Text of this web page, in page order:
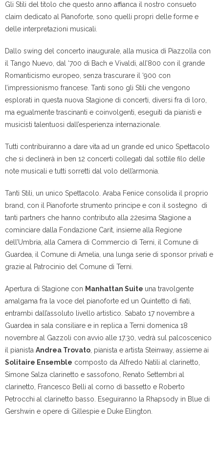
Gli Stili del titolo che questo anno affianca il nostro consueto
claim dedicato al Pianoforte, sono quelli propri delle forme e
delle interpretazioni musicali.
Dallo swing del concerto inaugurale, alla musica di Piazzolla con
il Tango Nuevo, dal ‘700 di Bach e Vivaldi, all’800 con il grande
Romanticismo europeo, senza trascurare il ‘900 con
l’impressionismo francese. Tanti sono gli Stili che vengono
esplorati in questa nuova Stagione di concerti, diversi fra di loro,
ma egualmente trascinanti e coinvolgenti, eseguiti da pianisti e
musicisti talentuosi dall’esperienza internazionale.
Tutti contribuiranno a dare vita ad un grande ed unico Spettacolo
che si declinerà in ben 12 concerti collegati dal sottile filo delle
note musicali e tutti sorretti dal volo dell’armonia.
Tanti Stili, un unico Spettacolo. Araba Fenice consolida il proprio
brand, con il Pianoforte strumento principe e con il sostegno di
tanti partners che hanno contributo alla 22esima Stagione a
cominciare dalla Fondazione Carit, insieme alla Regione
dell’Umbria, alla Camera di Commercio di Terni, il Comune di
Guardea, il Comune di Amelia, una lunga serie di sponsor privati e
grazie al Patrocinio del Comune di Terni.
Apertura di Stagione con Manhattan Suite una travolgente
amalgama fra la voce del pianoforte ed un Quintetto di fiati,
entrambi dall’assoluto livello artistico. Sabato 17 novembre a
Guardea in sala consiliare e in replica a Terni domenica 18
novembre al Gazzoli con avvio alle 17.30, vedrà sul palcoscenico
il pianista Andrea Trovato , pianista e artista Steinway, assieme ai
Solitaire Ensemble composto da Alfredo Natili al clarinetto,
Simone Salza clarinetto e sassofono, Renato Settembri al
clarinetto, Francesco Belli al corno di bassetto e Roberto
Petrocchi al clarinetto basso. Eseguiranno la Rhapsody in Blue di
Gershwin e opere di Gillespie e Duke Elington.